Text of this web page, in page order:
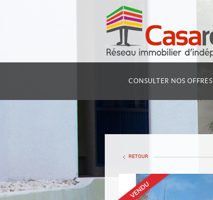
CONSULTER NOS OFFRES
RETOUR